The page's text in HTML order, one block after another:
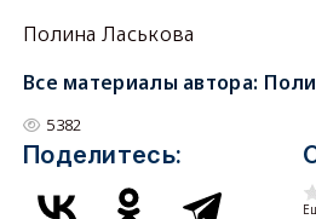
Полина Ласькова
Все материалы автора:
5382
Поделитесь: